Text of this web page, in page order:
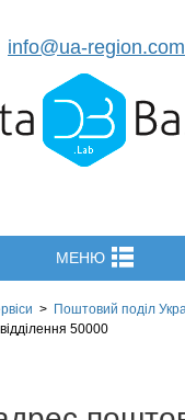
info@ua-region.com
МЕНЮ
> Поштовий поділ
50000